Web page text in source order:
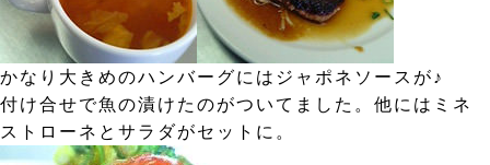
かなり大きめのハンバーグにはジャポネソースが♪
付け合せで魚の漬けたのがついてました。他にはミネ
ストローネとサラダがセットに。